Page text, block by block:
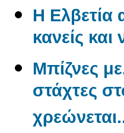
Η Ελβετία
κανείς και
Μπίζνες
στάχτες